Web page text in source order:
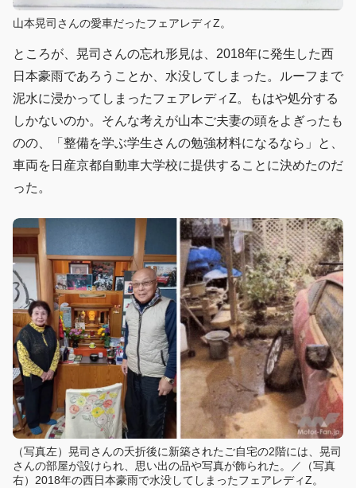
山本晃司さんの愛車だったフェアレディZ。
ところが、晃司さんの忘れ形見は、2018年に発生した西
日本豪雨であろうことか、水没してしまった。ルーフまで
泥水に浸かってしまったフェアレディZ。もはや処分する
しかないのか。そんな考えが山本ご夫妻の頭をよぎったも
のの、「整備を学ぶ学生さんの勉強材料になるなら」と、
車両を日産京都自動車大学校に提供することに決めたのだ
った。
（写真左）晃司さんの夭折後に新築されたご自宅の2階には、晃司
さんの部屋が設けられ、思い出の品や写真が飾られた。／（写真
右）2018年の西日本豪雨で水没してしまったフェアレディZ。